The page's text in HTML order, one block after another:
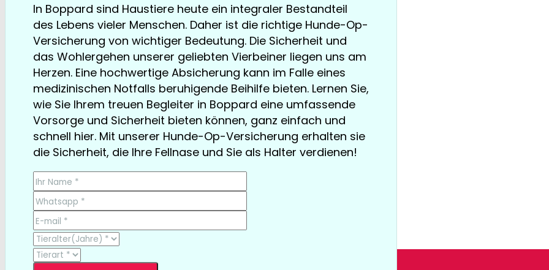
In Boppard sind Haustiere heute ein integraler Bestandteil
des Lebens vieler Menschen. Daher ist die richtige Hunde-Op-
Versicherung von wichtiger Bedeutung. Die Sicherheit und
das Wohlergehen unserer geliebten Vierbeiner liegen uns am
Herzen. Eine hochwertige Absicherung kann im Falle eines
medizinischen Notfalls beruhigende Beihilfe bieten. Lernen Sie,
wie Sie Ihrem treuen Begleiter in Boppard eine umfassende
Vorsorge und Sicherheit bieten können, ganz einfach und
schnell hier. Mit unserer Hunde-Op-Versicherung erhalten sie
die Sicherheit, die Ihre Fellnase und Sie als Halter verdienen!
TESTSIEGER bereits ab € 13,35/Monat